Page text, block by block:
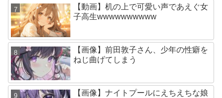
【動画】机の上で可愛い声であえぐ女
子高生wwwwwwwwww
【画像】前田敦子さん、少年の性癖を
ねじ曲げてしまう
【画像】ナイトプールにえちえちな娘